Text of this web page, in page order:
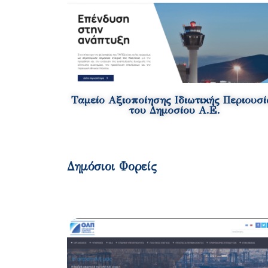
Ταμείο Αξιοποίησης Ιδιωτικής
του Δημοσίου Α.Ε.
Δημόσιοι Φορείς